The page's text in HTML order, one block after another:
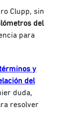
Clupp, sin
del
para
y
del
duda,
resolver